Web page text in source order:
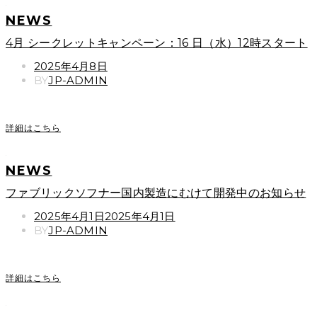
NEWS
4月 シークレットキャンペーン：16 日（水）12時スタート
POSTED
ON
2025年4月8日
BYJP-ADMIN
詳細はこちら
NEWS
ファブリックソフナー国内製造にむけて開発中のお知らせ
POSTED
ON
2025年4月1日2025年4月1日
BYJP-ADMIN
詳細はこちら